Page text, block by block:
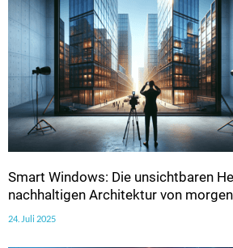
Smart Windows: Die unsichtbaren
nachhaltigen Architektur von morgen
24. Juli 2025